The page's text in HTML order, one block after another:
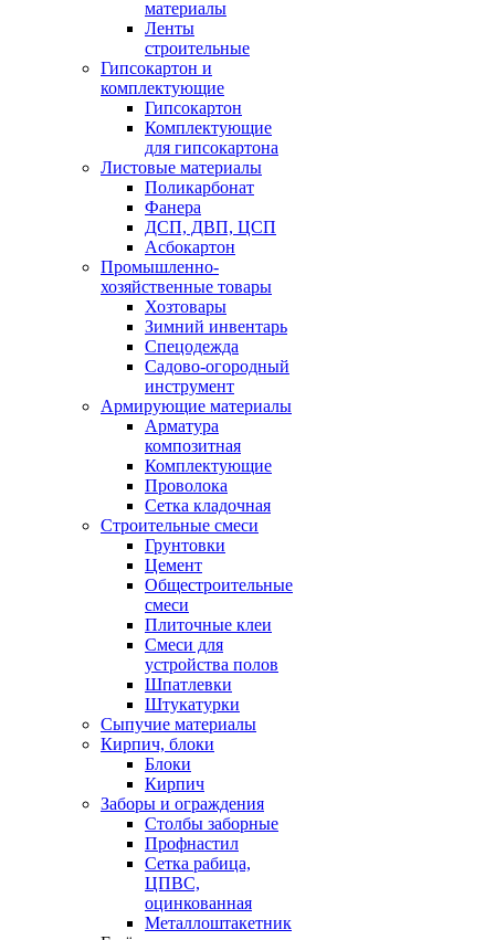
материалы
Ленты
строительные
Гипсокартон и
комплектующие
Гипсокартон
Комплектующие
для гипсокартона
Листовые материалы
Поликарбонат
Фанера
ДСП, ДВП, ЦСП
Асбокартон
Промышленно-
хозяйственные товары
Хозтовары
Зимний инвентарь
Спецодежда
Садово-огородный
инструмент
Армирующие материалы
Арматура
композитная
Комплектующие
Проволока
Сетка кладочная
Строительные смеси
Грунтовки
Цемент
Общестроительные
смеси
Плиточные клеи
Смеси для
устройства полов
Шпатлевки
Штукатурки
Сыпучие материалы
Кирпич, блоки
Блоки
Кирпич
Заборы и ограждения
Столбы заборные
Профнастил
Сетка рабица,
ЦПВС,
оцинкованная
Металлоштакетник